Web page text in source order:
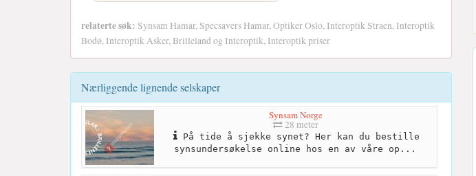
relaterte søk: Synsam Hamar, Specsavers Hamar, Optiker Oslo, Interoptik Straen, Interoptik
Bodø, Interoptik Asker, Brilleland og Interoptik, Interoptik priser
Nærliggende lignende selskaper
Synsam Norge
28 meter
På tide å sjekke synet? Her kan du bestille
synsundersøkelse online hos en av våre op...